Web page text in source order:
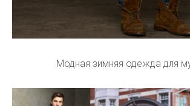
Модная зимняя одежда для